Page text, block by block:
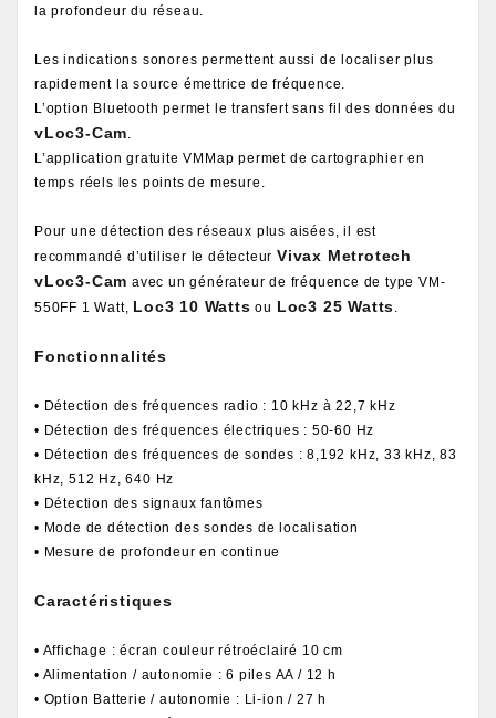
la profondeur du réseau.
Les indications sonores permettent aussi de localiser plus
rapidement la source émettrice de fréquence.
L’option Bluetooth permet le transfert sans fil des données du
vLoc3-Cam.
L’application gratuite VMMap permet de cartographier en
temps réels les points de mesure.
Pour une détection des réseaux plus aisées, il est
recommandé d’utiliser le détecteurVivax Metrotech
vLoc3-Cam avec un générateur de fréquence de type VM-
550FF 1 Watt, Loc3 10 Watts ou Loc3 25 Watts.
Fonctionnalités
• Détection des fréquences radio : 10 kHz à 22,7 kHz
• Détection des fréquences électriques : 50-60 Hz
• Détection des fréquences de sondes : 8,192 kHz, 33 kHz, 83
kHz, 512 Hz, 640 Hz
• Détection des signaux fantômes
• Mode de détection des sondes de localisation
• Mesure de profondeur en continue
Caractéristiques
• Affichage : écran couleur rétroéclairé 10 cm
• Alimentation / autonomie : 6 piles AA / 12 h
• Option Batterie / autonomie : Li-ion / 27 h